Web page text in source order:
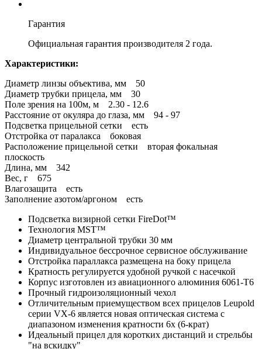
Гарантия
Официальная гарантия производителя 2 года.
Характеристики:
Диаметр линзы объектива, мм 50
Диаметр трубки прицела, мм 30
Поле зрения на 100м, м 2.30 - 12.6
Расстояние от окуляра до глаза, мм 94 - 97
Подсветка прицельной сетки есть
Отстройка от паралакса боковая
Расположение прицельной сетки вторая фокальная
плоскость
Длина, мм 342
Вес, г 675
Влагозащита есть
Заполнение азотом/аргоном есть
Подсветка визирной сетки FireDot™
Технология MST™
Диаметр центральной трубки 30 мм
Индивидуальное бессрочное сервисное обслуживание
Отстройка параллакса размещена на боку прицела
Кратность регулируется удобной ручкой с насечкой
Корпус изготовлен из авиационного алюминия 6061-T6
Прочный гидроизоляционный чехол
Отличительным приемуществом всех прицелов Leupold
серии VX-6 является новая оптическая система с
диапазоном изменения кратности 6х (6-крат)
Идеальный прицел для коротких дистанций и стрельбы
"на вскидку"